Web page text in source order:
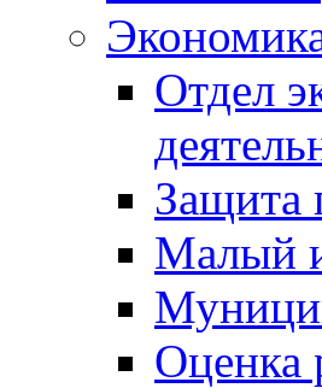
Отдел
Защита
Малый
Оценка